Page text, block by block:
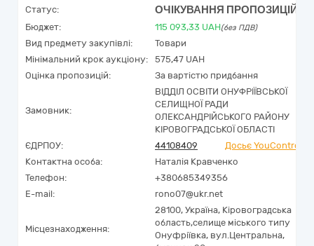
Статус: ОЧІКУВАННЯ ПРОПОЗИЦІЙ
Бюджет: 115 093,33 UAH(без ПДВ)
Вид предмету закупівлі:
Товари
Мінімальний крок аукціону:
575,47 UAH
Оцінка пропозицій:
За вартістю придбання
Замовник:
ВІДДІЛ ОСВІТИ ОНУФРІЇВСЬКОЇ
СЕЛИЩНОЇ РАДИ
ОЛЕКСАНДРІЙСЬКОГО РАЙОНУ
КІРОВОГРАДСЬКОЇ ОБЛАСТІ
ЄДРПОУ:
44108409
Досьє YouControl
Контактна особа:
Наталія Кравченко
Телефон:
+380685349356
E-mail:
rono07@ukr.net
Місцезнаходження:
28100, Україна, Кіровоградська
область,селище міського типу
Онуфріївка, вул.Центральна,